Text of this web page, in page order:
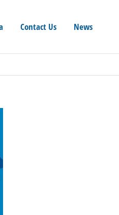
Contact Us News